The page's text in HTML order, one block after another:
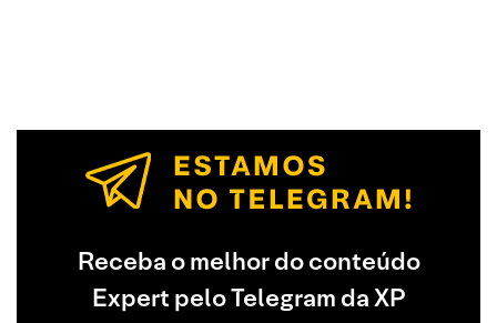
Receba o melhor do conteúdo
Expert pelo Telegram da XP